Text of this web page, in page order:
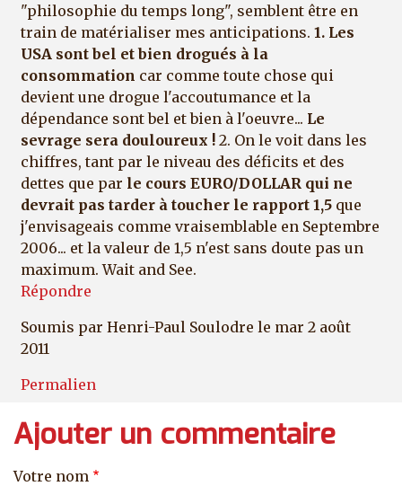
"philosophie du temps long", semblent être en
train de matérialiser mes anticipations. 1. Les
USA sont bel et bien drogués à la
consommation car comme toute chose qui
devient une drogue l'accoutumance et la
dépendance sont bel et bien à l'oeuvre... Le
sevrage sera douloureux ! 2. On le voit dans les
chiffres, tant par le niveau des déficits et des
dettes que par le cours EURO/DOLLAR qui ne
devrait pas tarder à toucher le rapport 1,5 que
j'envisageais comme vraisemblable en Septembre
2006... et la valeur de 1,5 n'est sans doute pas un
maximum. Wait and See.
Répondre
Soumis par Henri-Paul Soulodre le mar 2 août
2011
Permalien
Ajouter un commentaire
Votre nom